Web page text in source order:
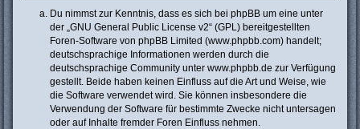
Du nimmst zur Kenntnis, dass es sich bei phpBB um eine unter
der „ GNU General Public License v2“ (GPL) bereitgestellten
Foren-Software von phpBB Limited (www.phpbb.com) handelt;
deutschsprachige Informationen werden durch die
deutschsprachige Community unter www.phpbb.de zur Verfügung
gestellt. Beide haben keinen Einfluss auf die Art und Weise, wie
die Software verwendet wird. Sie können insbesondere die
Verwendung der Software für bestimmte Zwecke nicht untersagen
oder auf Inhalte fremder Foren Einfluss nehmen.